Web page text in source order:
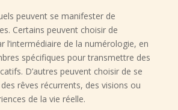
peuvent se manifester de
Certains peuvent choisir de
l’intermédiaire de la numérologie, en
spécifiques pour transmettre des
D’autres peuvent choisir de se
rêves récurrents, des visions ou
de la vie réelle.